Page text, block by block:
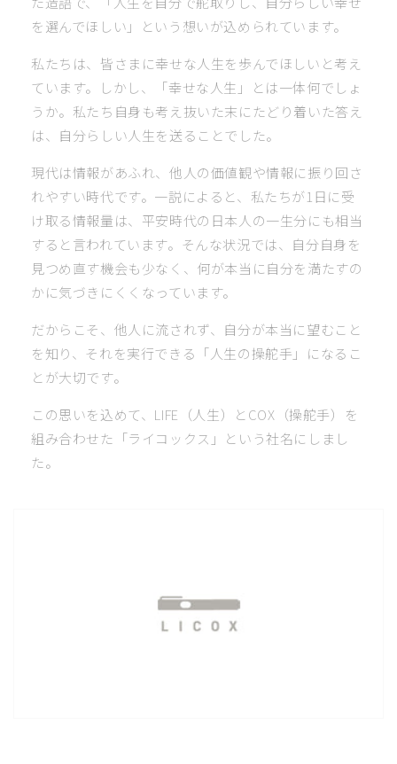
を選んでほしい」という想いが込められています。
私たちは、皆さまに幸せな人生を歩んでほしいと考え
ています。しかし、「幸せな人生」とは一体何でしょ
うか。私たち自身も考え抜いた末にたどり着いた答え
は、自分らしい人生を送ることでした。
現代は情報があふれ、他人の価値観や情報に振り回さ
れやすい時代です。一説によると、私たちが1日に受
け取る情報量は、平安時代の日本人の一生分にも相当
すると言われています。そんな状況では、自分自身を
見つめ直す機会も少なく、何が本当に自分を満たすの
かに気づきにくくなっています。
だからこそ、他人に流されず、自分が本当に望むこと
を知り、それを実行できる「人生の操舵手」になるこ
とが大切です。
この思いを込めて、LIFE（人生）とCOX（操舵手）を
組み合わせた「ライコックス」という社名にしまし
た。